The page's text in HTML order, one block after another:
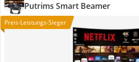
Putrims Smart Beamer
Preis-Leistungs-Sieger